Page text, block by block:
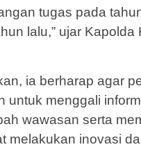
tugas pada
lalu,” ujar Kapolda
ia berharap agar
untuk menggali
wawasan serta
melakukan inovasi